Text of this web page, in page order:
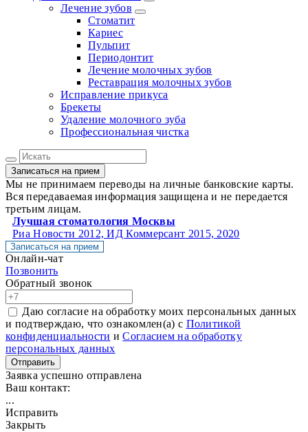
Лечение зубов
Стоматит
Кариес
Пульпит
Периодонтит
Лечение молочных зубов
Реставрация молочных зубов
Исправление прикуса
Брекеты
Удаление молочного зуба
Профессиональная чистка
Записаться на прием
Мы не принимаем переводы на личные банковские карты.
Вся передаваемая информация защищена и не передается
третьим лицам.
Лучшая стоматология Москвы
Риа Новости 2012, ИД Коммерсант 2015, 2020
Записаться на прием
Онлайн-чат
Позвонить
Обратный звонок
Даю согласие на обработку моих персональных данных
и подтверждаю, что ознакомлен(а) с Политикой
конфиденциальности иСогласием на обработку
персональных данных
Отправить
Заявка успешно отправлена
Ваш контакт:
...
Исправить
Закрыть